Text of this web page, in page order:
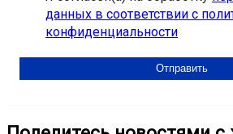
данных в соответствии с
конфиденциальности